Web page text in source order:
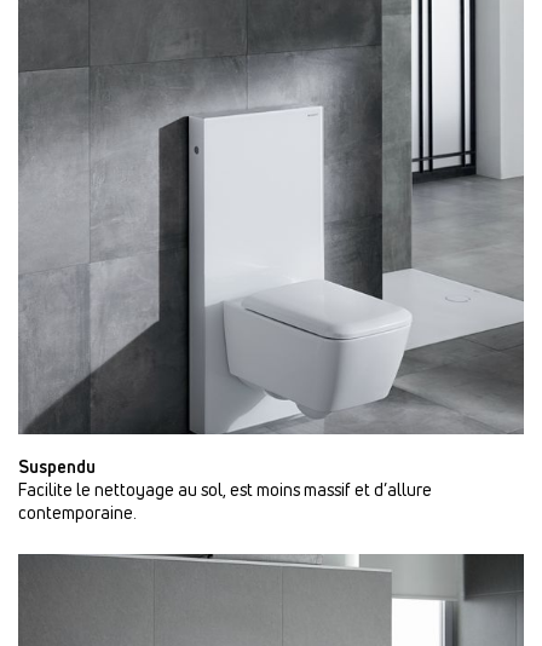
Suspendu
Facilite le nettoyage au sol, est moins massif et d’allure
contemporaine.